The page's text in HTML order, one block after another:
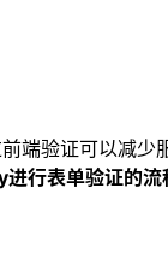
端验证可以减
行表单验证的流